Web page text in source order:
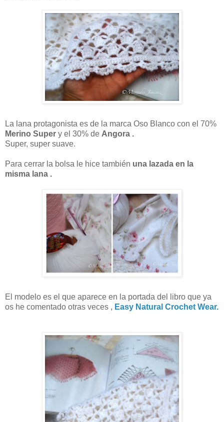
La lana protagonista es de la marca Oso Blanco con el 70%
Merino Super y el 30% de Angora .
Super, super suave.
Para cerrar la bolsa le hice también una lazada en la
misma lana .
El modelo es el que aparece en la portada del libro que ya
os he comentado otras veces , Easy Natural Crochet Wear.